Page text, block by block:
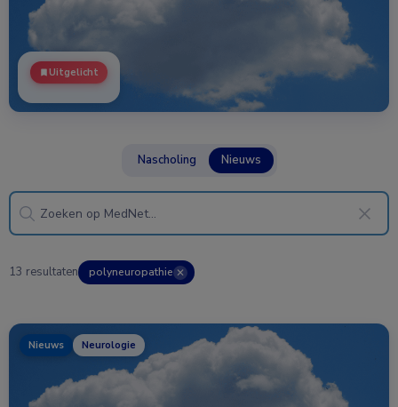
Uitgelicht
Nascholing Nieuws
13 resultaten polyneuropathie ✕
Nieuws Neurologie